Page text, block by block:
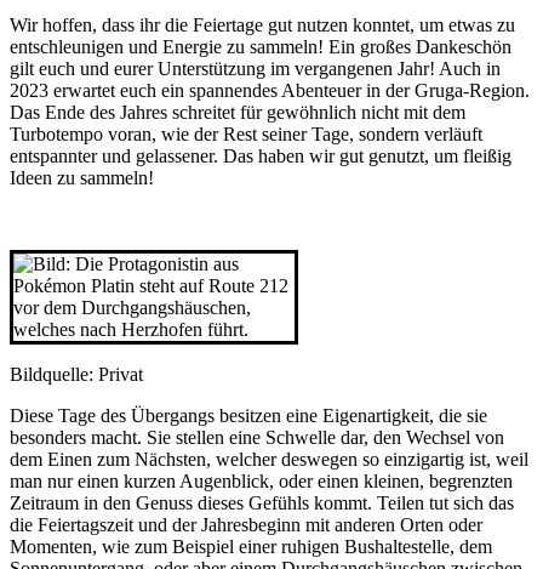
Wir hoffen, dass ihr die Feiertage gut nutzen konntet, um etwas zu
entschleunigen und Energie zu sammeln! Ein großes Dankeschön
gilt euch und eurer Unterstützung im vergangenen Jahr! Auch in
2023 erwartet euch ein spannendes Abenteuer in der Gruga-Region.
Das Ende des Jahres schreitet für gewöhnlich nicht mit dem
Turbotempo voran, wie der Rest seiner Tage, sondern verläuft
entspannter und gelassener. Das haben wir gut genutzt, um fleißig
Ideen zu sammeln!
Bildquelle: Privat
Diese Tage des Übergangs besitzen eine Eigenartigkeit, die sie
besonders macht. Sie stellen eine Schwelle dar, den Wechsel von
dem Einen zum Nächsten, welcher deswegen so einzigartig ist, weil
man nur einen kurzen Augenblick, oder einen kleinen, begrenzten
Zeitraum in den Genuss dieses Gefühls kommt. Teilen tut sich das
die Feiertagszeit und der Jahresbeginn mit anderen Orten oder
Momenten, wie zum Beispiel einer ruhigen Bushaltestelle, dem